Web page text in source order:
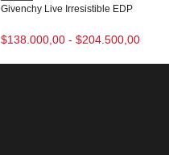
Givenchy Live Irresistible EDP
$138.000,00 - $204.500,00